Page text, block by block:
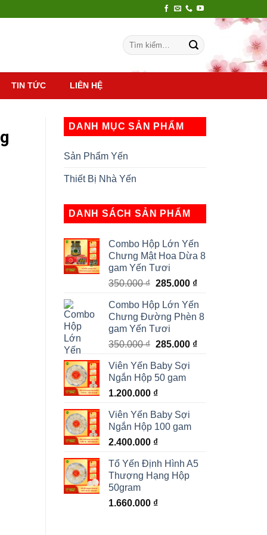
Tìm
kiếm:
TIN TỨC LIÊN HỆ
DANH MỤC SẢN PHẨM
Sản Phẩm Yến
Thiết Bị Nhà Yến
DANH SÁCH SẢN PHẨM
Combo Hộp Lớn Yến
Chưng Mật Hoa Dừa 8
gam Yến Tươi
350.000₫ Giá
là:
350.000 ₫.
285.000 ₫Giá
tại
là:
Combo Hộp Lớn Yến
Chưng Đường Phèn 8
gam Yến Tươi
350.000₫ Giá
là:
350.000 ₫.
285.000 ₫Giá
Viên Yến Baby Sợi
Ngắn Hộp 50 gam
1.200.000 ₫
Viên Yến Baby Sợi
Ngắn Hộp 100 gam
2.400.000 ₫
Tổ Yến Định Hình A5
Thượng Hạng Hộp
50gram
1.660.000 ₫